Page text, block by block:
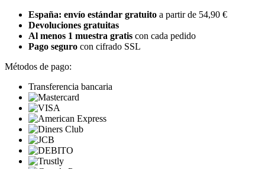
España: envío estándar gratuito a partir de 54,90 €
Devoluciones gratuitas
Al menos 1 muestra gratis con cada pedido
Pago seguro con cifrado SSL
Métodos de pago:
Transferencia bancaria